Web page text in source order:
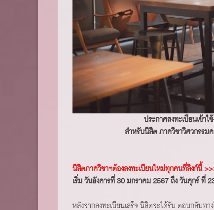
ประกาศลงทะเบียนเข้า
สำหรับนิสิต ภาควิชาวิศวกรร
นิสิตภาควิชาฯต้องลงทะเบียนใหม่ทุกคนที่ลิงก์นี้
เริ่ม วันอังคารที่ 30 มกราคม 2567 ถึง วันศุกร์ ที่
หลังจากลงทะเบียนเสร็จ นิสิตจะได้รับ ตอบกลับทา